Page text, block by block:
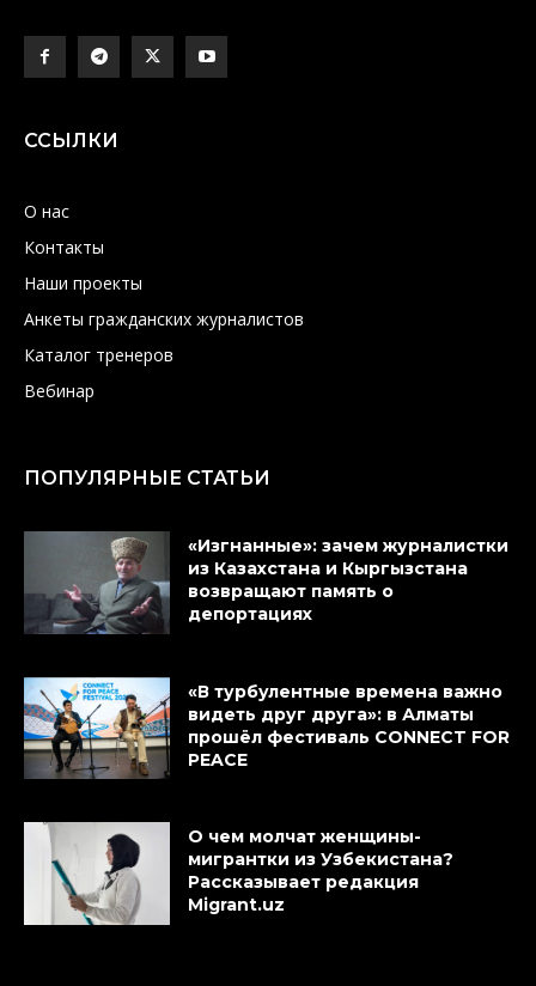
ССЫЛКИ
О нас
Контакты
Наши проекты
Анкеты гражданских журналистов
Каталог тренеров
Вебинар
ПОПУЛЯРНЫЕ СТАТЬИ
«Изгнанные»: зачем журналистки
из Казахстана и Кыргызстана
возвращают память о
депортациях
«В турбулентные времена важно
видеть друг друга»: в Алматы
прошёл фестиваль CONNECT FOR
PEACE
О чем молчат женщины-
мигрантки из Узбекистана?
Рассказывает редакция
Migrant.uz